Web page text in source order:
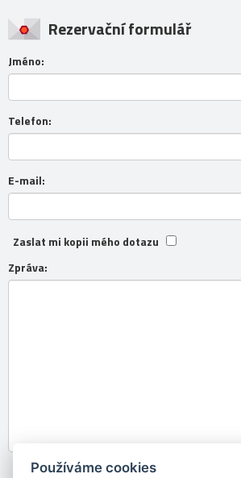
Rezervační formulář
Jméno:
Telefon:
E-mail:
Zaslat mi kopii mého dotazu
Zpráva:
Souhlasím sezpracováním osobních údajů
Používáme cookies